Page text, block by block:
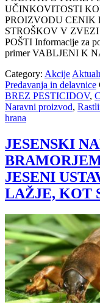
UČINKOVITOSTI
PROIZVODU CENIK
STROŠKOV V
POŠTI Informacije za
primer VABLJENI K
Category: Akcije
Predavanja in delavnice
BREZ PESTICIDOV,
Naravni proizvod,
hrana
JESENSKI
JESENI
LAŽJE, KOT